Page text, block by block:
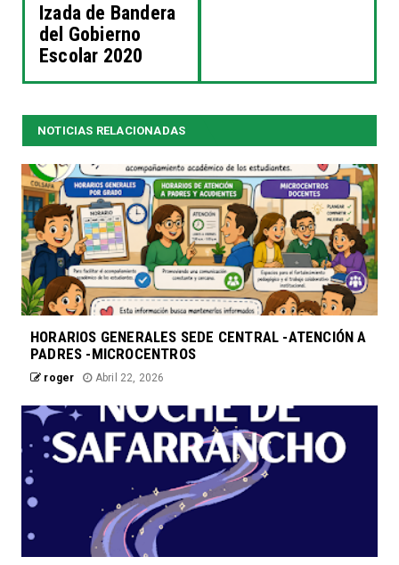
Izada de Bandera
del Gobierno
Escolar 2020
NOTICIAS RELACIONADAS
HORARIOS GENERALES SEDE CENTRAL -ATENCIÓN A
PADRES -MICROCENTROS
roger Abril 22, 2026